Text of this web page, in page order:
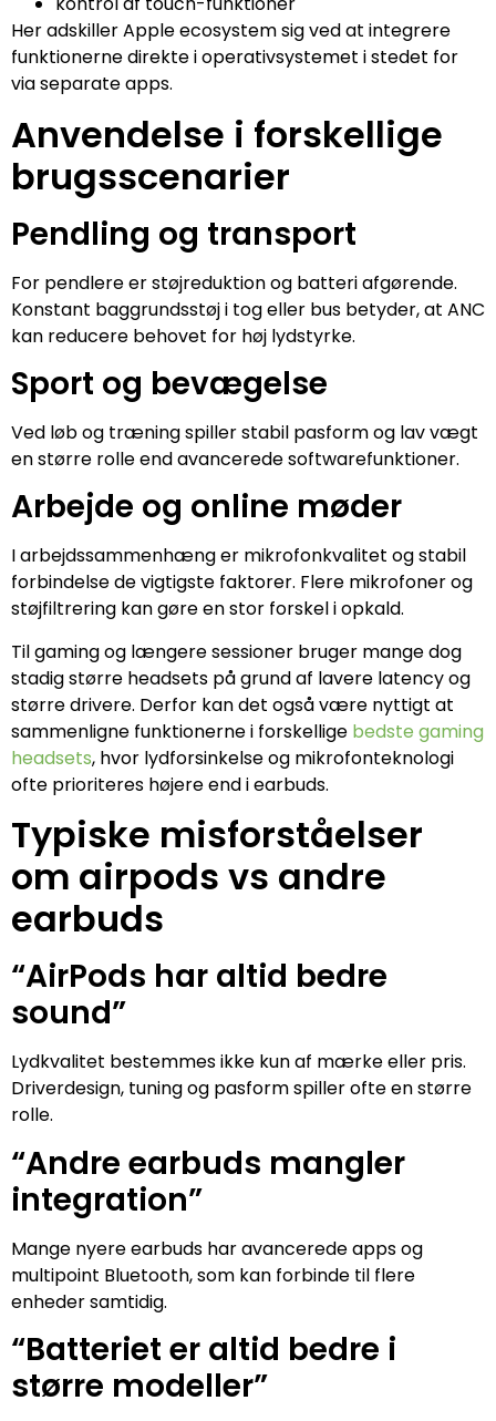
Her adskiller Apple ecosystem sig ved at integrere
funktionerne direkte i operativsystemet i stedet for
via separate apps.
Anvendelse i forskellige
brugsscenarier
Pendling og transport
For pendlere er støjreduktion og batteri afgørende.
Konstant baggrundsstøj i tog eller bus betyder, at ANC
kan reducere behovet for høj lydstyrke.
Sport og bevægelse
Ved løb og træning spiller stabil pasform og lav vægt
en større rolle end avancerede softwarefunktioner.
Arbejde og online møder
I arbejdssammenhæng er mikrofonkvalitet og stabil
forbindelse de vigtigste faktorer. Flere mikrofoner og
støjfiltrering kan gøre en stor forskel i opkald.
Til gaming og længere sessioner bruger mange dog
stadig større headsets på grund af lavere latency og
større drivere. Derfor kan det også være nyttigt at
sammenligne funktionerne i forskellige bedste gaming
headsets, hvor lydforsinkelse og mikrofonteknologi
ofte prioriteres højere end i earbuds.
Typiske misforståelser
om airpods vs andre
earbuds
“AirPods har altid bedre
sound”
Lydkvalitet bestemmes ikke kun af mærke eller pris.
Driverdesign, tuning og pasform spiller ofte en større
rolle.
“Andre earbuds mangler
integration”
Mange nyere earbuds har avancerede apps og
multipoint Bluetooth, som kan forbinde til flere
enheder samtidig.
“Batteriet er altid bedre i
større modeller”